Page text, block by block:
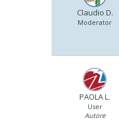
Claudio D.
Moderator
PAOLA L.
User
Autore